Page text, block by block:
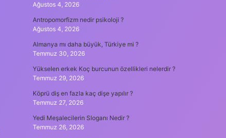
Ağustos 4, 2026
Antropomorfizm nedir psikoloji ?
Ağustos 4, 2026
Almanya mı daha büyük, Türkiye mi ?
Temmuz 30, 2026
Yükselen erkek Koç burcunun özellikleri nelerdir ?
Temmuz 29, 2026
Köprü diş en fazla kaç dişe yapılır ?
Temmuz 27, 2026
Yedi Meşalecilerin Sloganı Nedir ?
Temmuz 26, 2026